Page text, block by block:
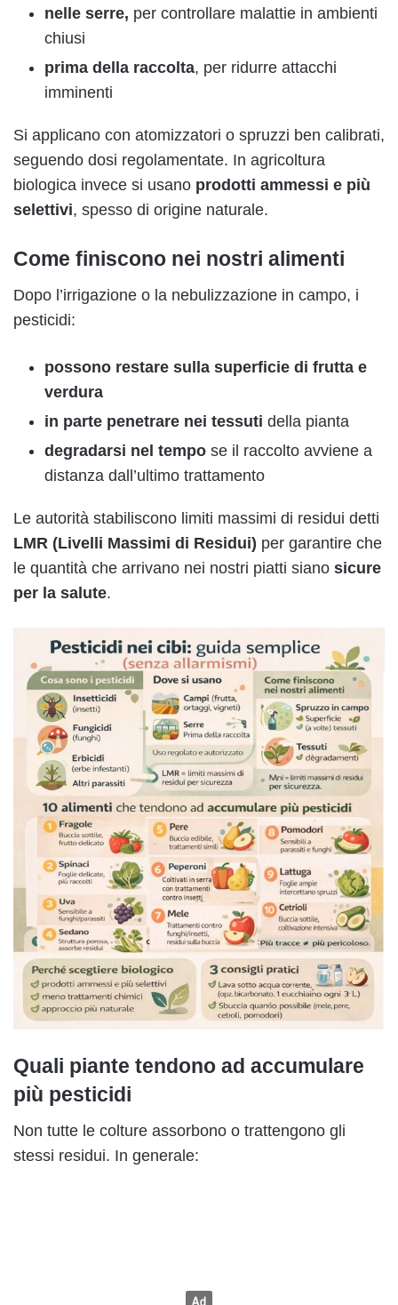
nelle serre, per controllare malattie in ambienti
chiusi
prima della raccolta, per ridurre attacchi
imminenti
Si applicano con atomizzatori o spruzzi ben calibrati,
seguendo dosi regolamentate. In agricoltura
biologica invece si usano prodotti ammessi e più
selettivi, spesso di origine naturale.
Come finiscono nei nostri alimenti
Dopo l’irrigazione o la nebulizzazione in campo, i
pesticidi:
possono restare sulla superficie di frutta e
verdura
in parte penetrare nei tessuti della pianta
degradarsi nel tempo se il raccolto avviene a
distanza dall’ultimo trattamento
Le autorità stabiliscono limiti massimi di residui detti
LMR (Livelli Massimi di Residui) per garantire che
le quantità che arrivano nei nostri piatti siano sicure
per la salute.
Quali piante tendono ad accumulare
più pesticidi
Non tutte le colture assorbono o trattengono gli
stessi residui. In generale: